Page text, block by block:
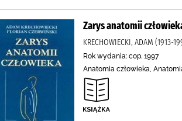
Zarys anatomii
KRECHOWIECKI, ADAM (1913-
Rok wydania: cop. 1997
Anatomia człowieka,